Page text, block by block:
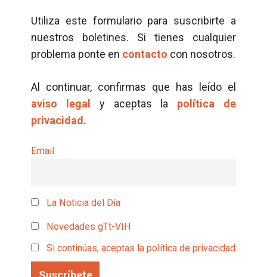
Utiliza este formulario para suscribirte a
nuestros boletines. Si tienes cualquier
problema ponte en contacto con nosotros.
Al continuar, confirmas que has leído el
aviso legal
y aceptas la política de
privacidad.
Email
La Noticia del Día
Novedades gTt-VIH
Si continúas, aceptas la política de privacidad